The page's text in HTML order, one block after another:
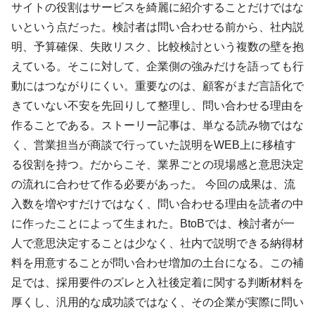
サイトの役割はサービスを綺麗に紹介することだけではな
いという点だった。検討者は問い合わせる前から、社内説
明、予算確保、失敗リスク、比較検討という複数の壁を抱
えている。そこに対して、企業側の強みだけを語っても行
動にはつながりにくい。重要なのは、顧客がまだ言語化で
きていない不安を先回りして整理し、問い合わせる理由を
作ることである。ストーリー記事は、単なる読み物ではな
く、営業担当が商談で行っていた説明をWEB上に移植す
る役割を持つ。だからこそ、業界ごとの現場感と意思決定
の流れに合わせて作る必要があった。 今回の成果は、流
入数を増やすだけではなく、問い合わせる理由を読者の中
に作ったことによって生まれた。BtoBでは、検討者が一
人で意思決定することは少なく、社内で説明できる納得材
料を用意することが問い合わせ増加の土台になる。この補
足では、採用要件のズレと入社後定着に関する判断材料を
厚くし、汎用的な成功談ではなく、その企業が実際に問い